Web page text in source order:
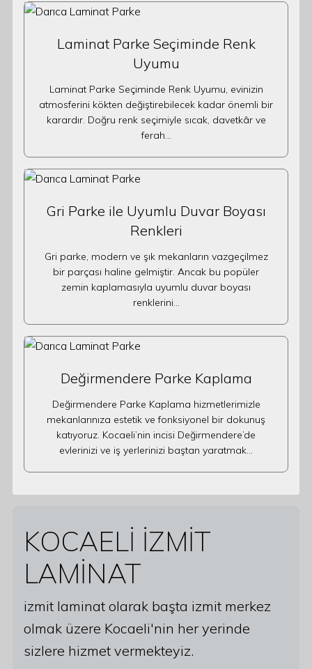
Laminat Parke Seçiminde Renk
Uyumu
Laminat Parke Seçiminde Renk Uyumu, evinizin
atmosferini kökten değiştirebilecek kadar önemli bir
karardır. Doğru renk seçimiyle sıcak, davetkâr ve
ferah…
Gri Parke ile Uyumlu Duvar Boyası
Renkleri
Gri parke, modern ve şık mekanların vazgeçilmez
bir parçası haline gelmiştir. Ancak bu popüler
zemin kaplamasıyla uyumlu duvar boyası
renklerini…
Değirmendere Parke Kaplama
Değirmendere Parke Kaplama hizmetlerimizle
mekanlarınıza estetik ve fonksiyonel bir dokunuş
katıyoruz. Kocaeli’nin incisi Değirmendere’de
evlerinizi ve iş yerlerinizi baştan yaratmak…
KOCAELİ İZMİT
LAMİNAT
izmit laminat olarak başta izmit merkez
olmak üzere Kocaeli'nin her yerinde
sizlere hizmet vermekteyiz.